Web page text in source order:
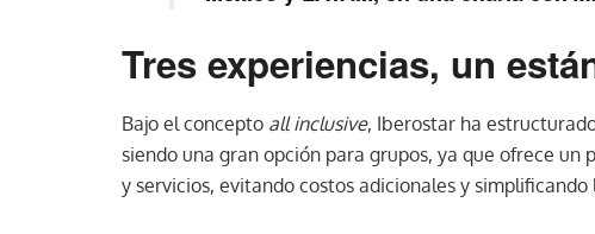
Tres experiencias, un
Bajo el concepto all inclusive, Iberostar ha
siendo una gran opción para grupos, ya que ofrece
y servicios, evitando costos adicionales y